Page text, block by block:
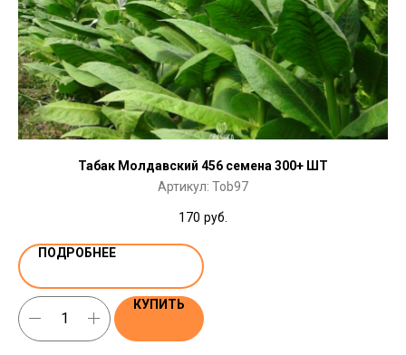
Табак Молдавский 456 семена 300+ ШТ
Артикул: Tob97
170 руб.
ПОДРОБНЕЕ
КУПИТЬ